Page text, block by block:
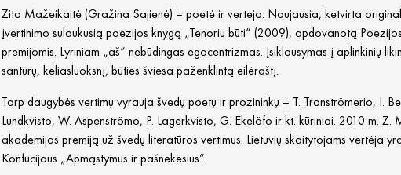
Zita Mažeikaitė (Gražina Sajienė) – poetė ir vertėja. Naujausia, ketvirta
įvertinimo sulaukusią poezijos knygą „Tenoriu būti“ (2009), apdovanotą
premijomis. Lyriniam „aš“ nebūdingas egocentrizmas. Įsiklausymas į aplinkinių
santūrų, keliasluoksnį, būties šviesa paženklintą eilėraštį.
Tarp daugybės vertimų vyrauja švedų poetų ir prozininkų – T. Tranströmerio, I.
Lundkvisto, W. Aspenströmo, P. Lagerkvisto, G. Ekelöfo ir kt. kūriniai. 2010 m.
akademijos premiją už švedų literatūros vertimus. Lietuvių skaitytojams vertėja
Konfucijaus „Apmąstymus ir pašnekesius“.